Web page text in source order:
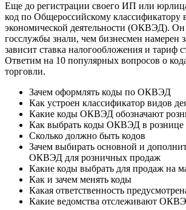
Еще до регистрации своего ИП или
код по Общероссийскому классификатору
экономической деятельности (ОКВЭД).
госслужбы знали, чем бизнесмен намерен
зависит ставка налогообложения и тариф
Ответим на 10 популярных вопросов о
торговли.
Зачем оформлять коды по ОКВЭД
Как устроен классификатор видов
Какие коды ОКВЭД обозначают
Как выбрать коды ОКВЭД в рознице
Сколько должно быть кодов
Зачем выбирать основной и
ОКВЭД для розничных продаж
Какие коды выбрать для продаж на
Как и зачем менять коды
Какая ответственность
Какие ведомства отслеживают